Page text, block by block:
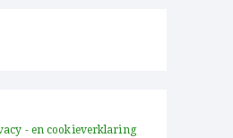
- en cookieverklaring